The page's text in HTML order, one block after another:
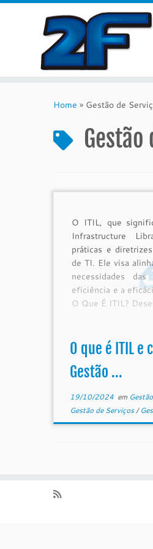
Home » Gestão de
Gestão
O ITIL, que
Infrastructure
práticas e
de TI. Ele visa
necessidades
eficiência e a
O Que É ITIL?
O que é ITIL e
Gestão ...
19/10/2024em Gestão
Gestão de Serviços/